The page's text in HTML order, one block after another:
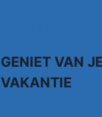
GENIET VAN
VAKANTIE